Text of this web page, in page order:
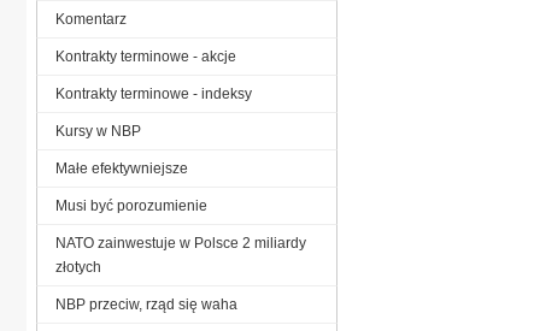
Komentarz
Kontrakty terminowe - akcje
Kontrakty terminowe - indeksy
Kursy w NBP
Małe efektywniejsze
Musi być porozumienie
NATO zainwestuje w Polsce 2 miliardy
złotych
NBP przeciw, rząd się waha